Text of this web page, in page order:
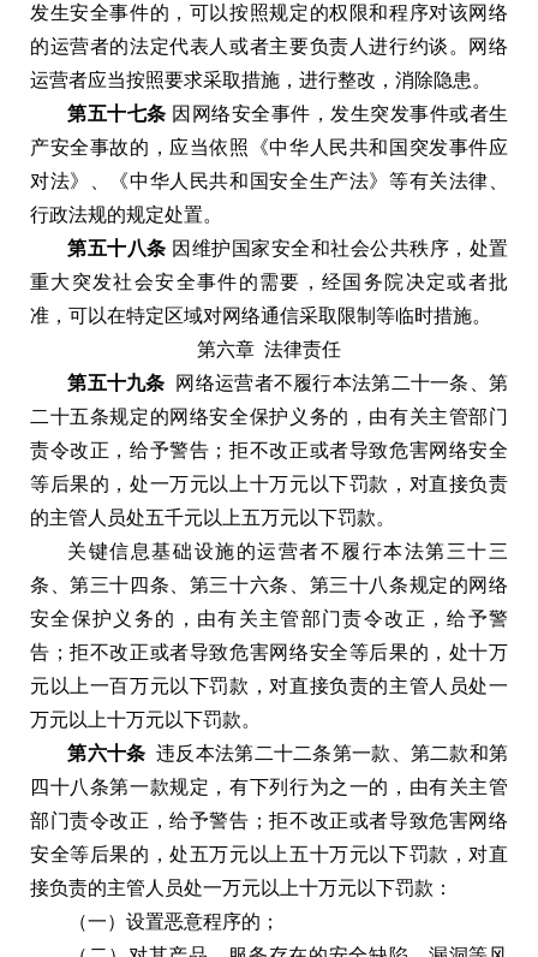
发生安全事件的 ， 可以按照规定的权限和程序对该网络
的运营者的法定代表人或者主要负责人进行约谈 。 网络
运营者应当按照要求采取措施 ， 进行整改 ， 消除隐患 。
第五十七条 因网络安全事件 ， 发生突发事件或者生
产安全事故的 ， 应当依照 《中华人民共和国突发事件应
对法》、《中华人民共和国安全生产法》 等有关法律
行政法规的规定处置。
第五十八条 因维护国家安全和社会公共秩序 ， 处置
重大突发社会安全事件的需要 ，经国务院决定或者批
准 ， 可以在特定区域对网络通信采取限制等临时措施。
第六章 法律责任
第五十九条 网络运营者不履行本法第二十一条 、第
二十五条规定的网络安全保护义务的 ， 由有关主管部门
责令改正 ，给予警告 ； 拒不改正或者导致危害网络安全
等后果的 ，处一万元以上十万元以下罚款 ， 对直接负责
的主管人员处五千元以上五万元以下罚款。
关键信息基础设施的运营者不履行本法第三十三
条 、第三十四条 第三十六条
第三十八条规定的网络
安全保护义务的 ， 由有关主管部门责令改正 ，给予警
告 ； 拒不改正或者导致危害网络安全等后果的 ， 处十万
元以上一百万元以下罚款 ， 对直接负责的主管人员处一
万元以上十万元以下罚款。
第六十条 违反本法第二十二条第一款
第二款和第
四十八条第一款规定 ，有下列行为之一的 ， 由有关主管
部门责令改正 ，给予警告 ； 拒不改正或者导致危害网络
安全等后果的 ，处五万元以上五十万元以下罚款 ， 对直
接负责的主管人员处一万元以上十万元以下罚款 ：
（一） 设置恶意程序的 ；